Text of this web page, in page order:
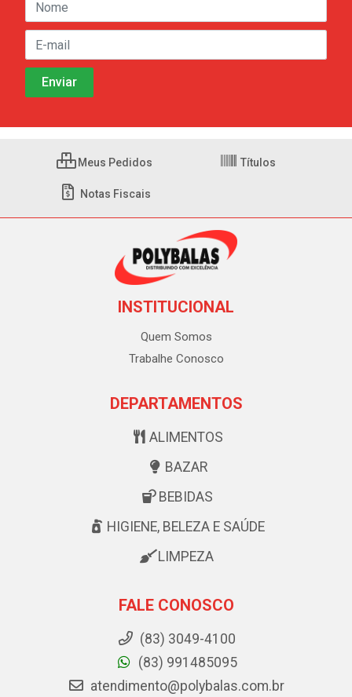
Meus Pedidos Títulos
Notas Fiscais
INSTITUCIONAL
Quem Somos
Trabalhe Conosco
DEPARTAMENTOS
ALIMENTOS
BAZAR
BEBIDAS
HIGIENE, BELEZA E SAÚDE
LIMPEZA
FALE CONOSCO
(83) 3049-4100
(83) 991485095
atendimento@polybalas.com.br